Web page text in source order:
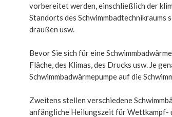
vorbereitet werden, einschließlich der
Standorts des Schwimmbadtechnikraums
draußen usw.
Bevor Sie sich für eine
Fläche, des Klimas, des Drucks usw. Je
Schwimmbadwärmepumpe auf die
Zweitens stellen verschiedene
anfängliche Heilungszeit für Wettkampf-